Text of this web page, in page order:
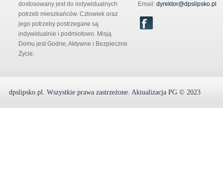
dostosowany jest do indywidualnych
potrzeb mieszkańców. Człowiek oraz
jego potrzeby postrzegane są
indywidualnie i podmiotowo. Misją
Domu jest Godne, Aktywne i Bezpieczne
Życie.
Email: dyrektor@dpslipsko.pl
dpslipsko.pl. Wszystkie prawa zastrzeżone. Aktualizacja PG © 2023